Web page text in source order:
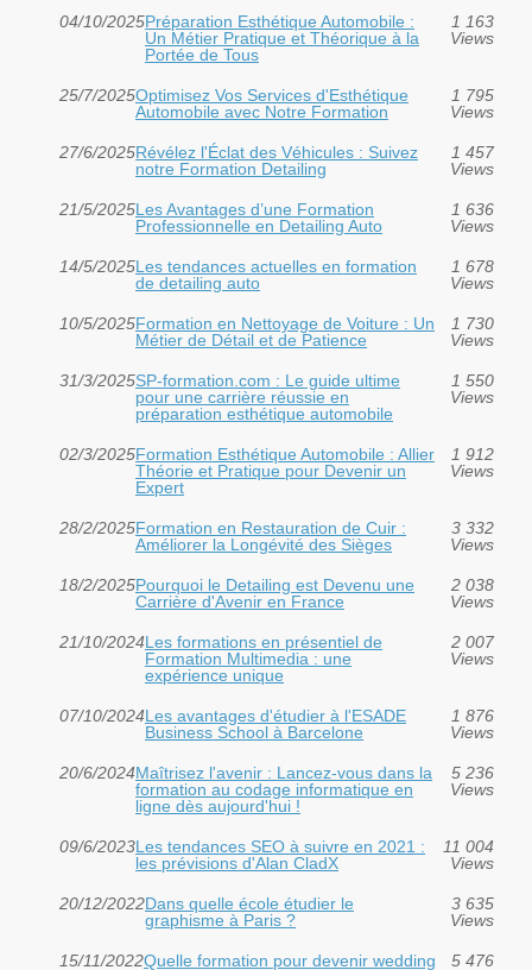
04/10/2025Préparation Esthétique Automobile :
Un Métier Pratique et Théorique à la
Portée de Tous
1 163
Views
25/7/2025Optimisez Vos Services d'Esthétique
Automobile avec Notre Formation
1 795
Views
27/6/2025Révélez l'Éclat des Véhicules : Suivez
notre Formation Detailing
1 457
Views
21/5/2025Les Avantages d’une Formation
Professionnelle en Detailing Auto
1 636
Views
14/5/2025Les tendances actuelles en formation
de detailing auto
1 678
Views
10/5/2025Formation en Nettoyage de Voiture : Un
Métier de Détail et de Patience
1 730
Views
31/3/2025SP-formation.com : Le guide ultime
pour une carrière réussie en
préparation esthétique automobile
1 550
Views
02/3/2025Formation Esthétique Automobile : Allier
Théorie et Pratique pour Devenir un
Expert
1 912
Views
28/2/2025Formation en Restauration de Cuir :
Améliorer la Longévité des Sièges
3 332
Views
18/2/2025Pourquoi le Detailing est Devenu une
Carrière d'Avenir en France
2 038
Views
21/10/2024Les formations en présentiel de
Formation Multimedia : une
expérience unique
2 007
Views
07/10/2024Les avantages d'étudier à l'ESADE
Business School à Barcelone
1 876
Views
20/6/2024Maîtrisez l'avenir : Lancez-vous dans la
formation au codage informatique en
ligne dès aujourd'hui !
5 236
Views
09/6/2023Les tendances SEO à suivre en 2021 :
les prévisions d'Alan CladX
11 004
Views
20/12/2022Dans quelle école étudier le
graphisme à Paris ?
3 635
Views
15/11/2022Quelle formation pour devenir wedding
5 476